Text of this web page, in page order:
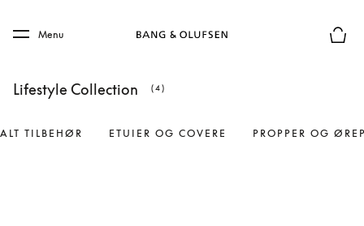
Skip to main footer
Menu
Lifestyle Collection (4)
ALT TILBEHØR ETUIER OG COVERE PROPPER OG